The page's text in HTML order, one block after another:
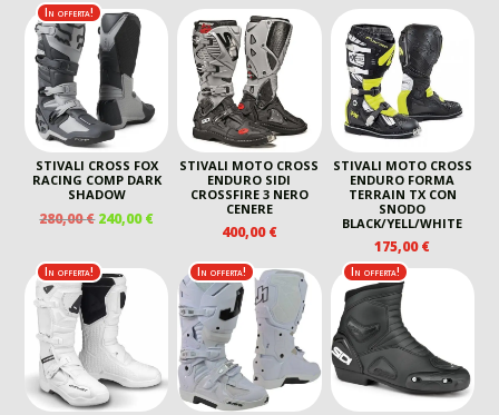
ORIGINALE
ERA:
279,00 €.
ATTUALE
215,00 €.
In offerta!
STIVALI CROSS FOX
RACING COMP DARK
SHADOW
280,00€ IL
ERA:
280,00 €.
240,00€IL
È:
240,00 €.
STIVALI MOTO CROSS
ENDURO SIDI
CROSSFIRE 3 NERO
CENERE
400,00€
STIVALI MOTO CROSS
ENDURO FORMA
TERRAIN TX CON
SNODO
BLACK/YELL/WHITE
175,00€
In offerta! In offerta! In offerta!